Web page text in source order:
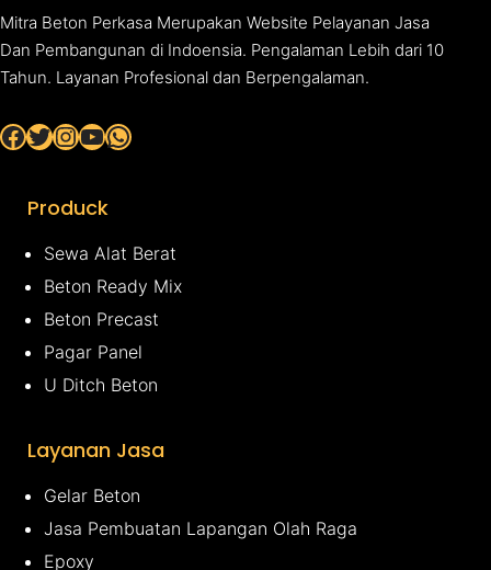
Mitra Beton Perkasa Merupakan Website Pelayanan Jasa
Dan Pembangunan di Indoensia. Pengalaman Lebih dari 10
Tahun. Layanan Profesional dan Berpengalaman.
Facebook Twitter InstagramYouTube WhatsApp
Produck
Sewa Alat Berat
Beton Ready Mix
Beton Precast
Pagar Panel
U Ditch Beton
Layanan Jasa
Gelar Beton
Jasa Pembuatan Lapangan Olah Raga
Epoxy